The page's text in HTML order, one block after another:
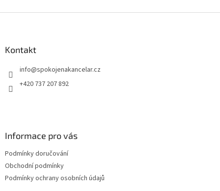
Kontakt
info@spokojenakancelar.cz
+420 737 207 892
Informace pro vás
Podmínky doručování
Obchodní podmínky
Podmínky ochrany osobních údajů